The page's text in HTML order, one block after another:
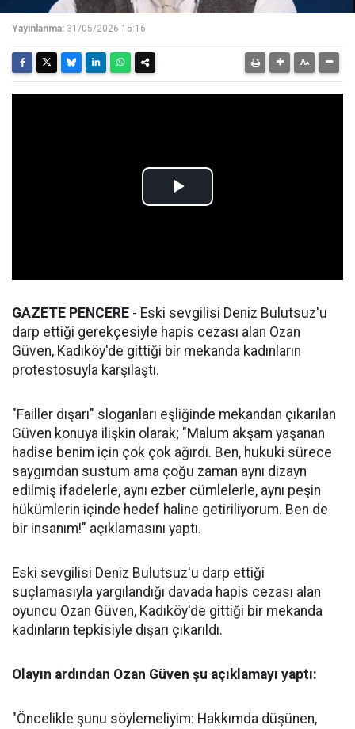
Yayınlanma: 31/05/2026 15:16
GAZETE PENCERE - Eski sevgilisi Deniz Bulutsuz'u
darp ettiği gerekçesiyle hapis cezası alan Ozan
Güven, Kadıköy'de gittiği bir mekanda kadınların
protestosuyla karşılaştı.
"Failler dışarı" sloganları eşliğinde mekandan çıkarılan
Güven konuya ilişkin olarak; "Malum akşam yaşanan
hadise benim için çok çok ağırdı. Ben, hukuki sürece
saygımdan sustum ama çoğu zaman aynı dizayn
edilmiş ifadelerle, aynı ezber cümlelerle, aynı peşin
hükümlerin içinde hedef haline getiriliyorum. Ben de
bir insanım!" açıklamasını yaptı.
Eski sevgilisi Deniz Bulutsuz'u darp ettiği
suçlamasıyla yargılandığı davada hapis cezası alan
oyuncu Ozan Güven, Kadıköy'de gittiği bir mekanda
kadınların tepkisiyle dışarı çıkarıldı.
Olayın ardından Ozan Güven şu açıklamayı yaptı:
"Öncelikle şunu söylemeliyim: Hakkımda düşünen,